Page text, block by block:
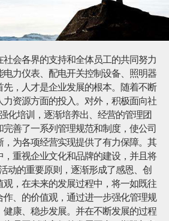
会各界的支持和全体员工的共同努力
力仪表、配电开关控制设备、照明器
，人才是企业发展的根本。随着不断
力资源方面的投入。对外，积极面向社
化培训，逐渐培养出、经营的管理团
完善了一系列管理规范和制度，使公司
为各项经营实现提供了有力保障。其
，重视企业文化和品牌的建设，并且将
动的重要原则，逐渐形成了感恩、创
观，在未来的发展过程中，将一如既往
作、的价值观，通过进一步强化管理规
康、稳步发展。并在不断发展的过程